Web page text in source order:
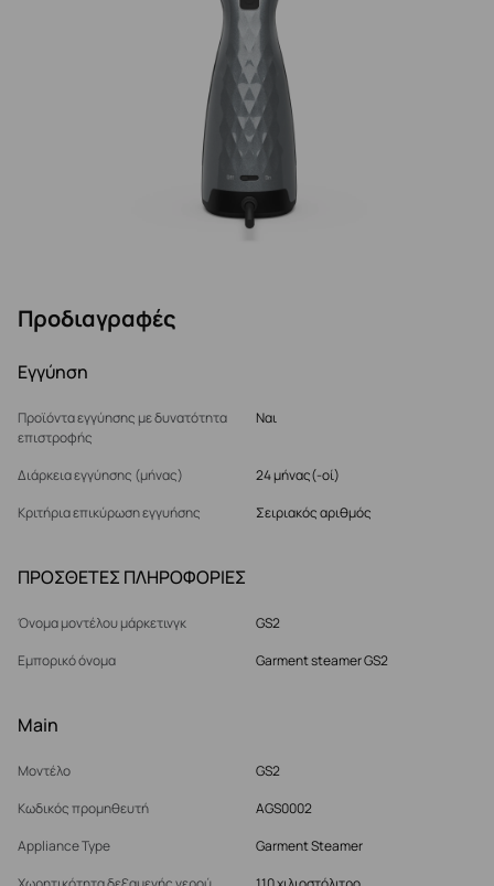
Προδιαγραφές
Εγγύηση
Προϊόντα εγγύησης με δυνατότητα
επιστροφής
Ναι
Διάρκεια εγγύησης (μήνας)
24 μήνας(-οί)
Κριτήρια επικύρωση εγγυήσης
Σειριακός αριθμός
ΠΡΟΣΘΕΤΕΣ ΠΛΗΡΟΦΟΡΙΕΣ
Όνομα μοντέλου μάρκετινγκ
GS2
Εμπορικό όνομα
Garment steamer GS2
Main
Μοντέλο
GS2
Κωδικός προμηθευτή
AGS0002
Appliance Type
Garment Steamer